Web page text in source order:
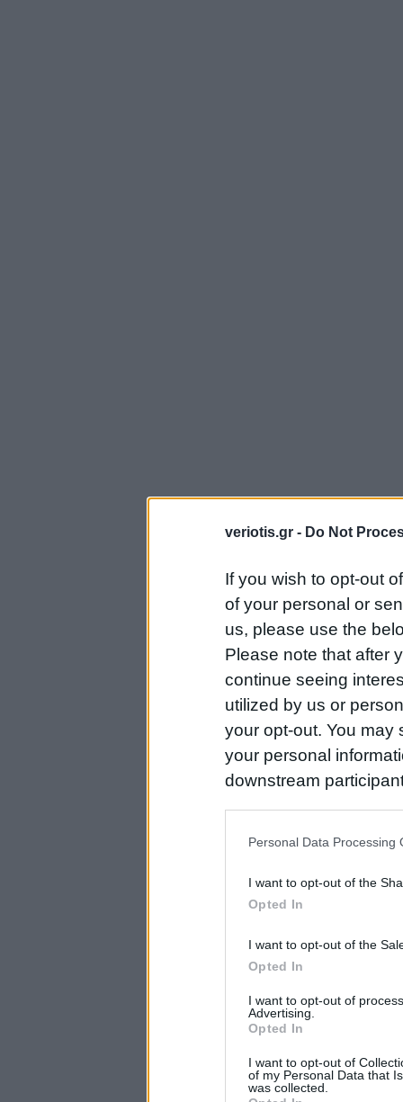
veriotis.gr - Do Not
If you wish to opt-out
of your personal or
us, please use the
Please note that after
continue seeing
utilized by us or
your opt-out. You may
your personal
downstream
us to third parties on
Personal Data Processing
I want to opt-out of the
Opted In
I want to opt-out of the
Opted In
I want to opt-out of
Advertising.
Opted In
I want to opt-out of
of my Personal Data that
was collected.